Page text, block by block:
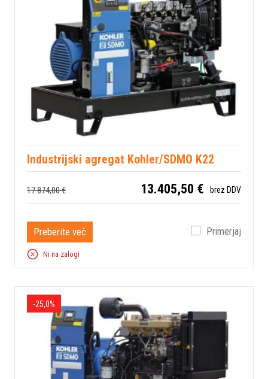
Industrijski agregat Kohler/SDMO K22
17.874,00 € 13.405,50 € brez DDV
Preberite več Primerjaj
Ni na zalogi
-25,0%